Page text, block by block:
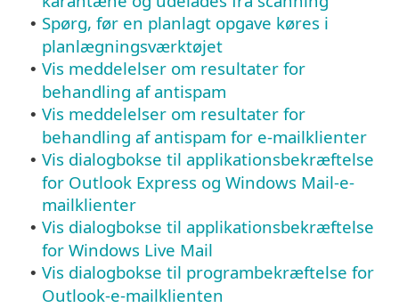
• Spørg, før en planlagt opgave køres i
planlægningsværktøjet
• Vis meddelelser om resultater for
behandling af antispam
• Vis meddelelser om resultater for
behandling af antispam for e-mailklienter
• Vis dialogbokse til applikationsbekræftelse
for Outlook Express og Windows Mail-e-
mailklienter
• Vis dialogbokse til applikationsbekræftelse
for Windows Live Mail
• Vis dialogbokse til programbekræftelse for
Outlook-e-mailklienten